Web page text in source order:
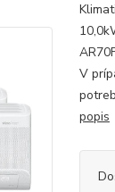
V
popis